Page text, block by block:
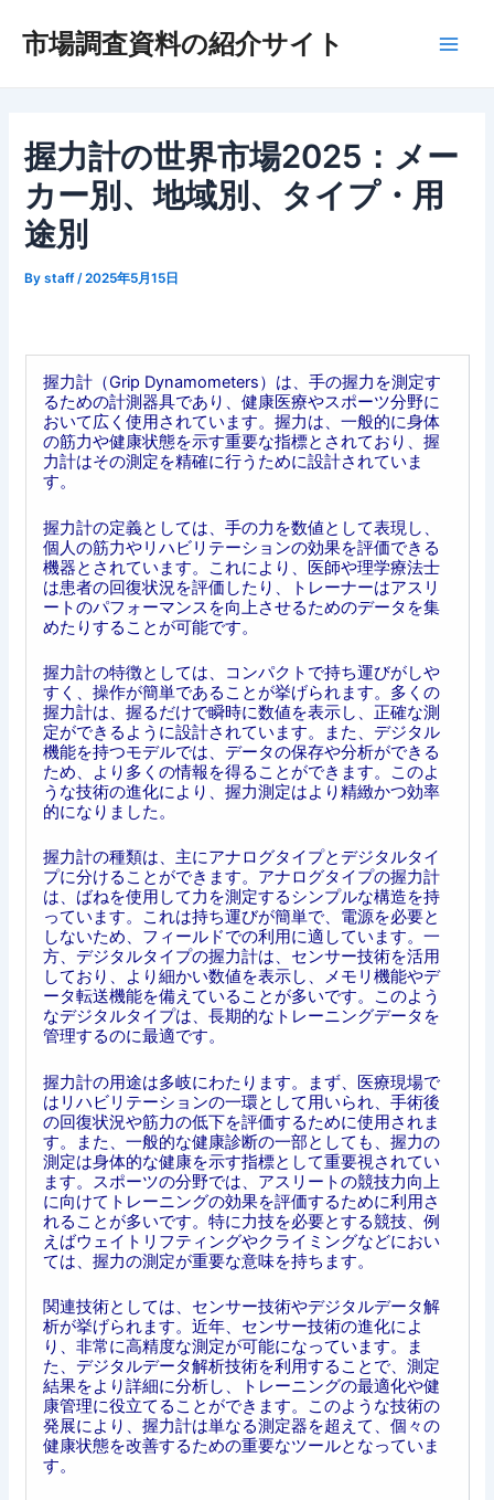
市場調査資料の紹介サイト
握力計の世界市場2025：メー
カー別、地域別、タイプ・用
途別
Bystaff /2025年5月15日
握力計（Grip Dynamometers）は、手の握力を測定す
るための計測器具であり、健康医療やスポーツ分野に
おいて広く使用されています。握力は、一般的に身体
の筋力や健康状態を示す重要な指標とされており、握
力計はその測定を精確に行うために設計されていま
す。
握力計の定義としては、手の力を数値として表現し、
個人の筋力やリハビリテーションの効果を評価できる
機器とされています。これにより、医師や理学療法士
は患者の回復状況を評価したり、トレーナーはアスリ
ートのパフォーマンスを向上させるためのデータを集
めたりすることが可能です。
握力計の特徴としては、コンパクトで持ち運びがしや
すく、操作が簡単であることが挙げられます。多くの
握力計は、握るだけで瞬時に数値を表示し、正確な測
定ができるように設計されています。また、デジタル
機能を持つモデルでは、データの保存や分析ができる
ため、より多くの情報を得ることができます。このよ
うな技術の進化により、握力測定はより精緻かつ効率
的になりました。
握力計の種類は、主にアナログタイプとデジタルタイ
プに分けることができます。アナログタイプの握力計
は、ばねを使用して力を測定するシンプルな構造を持
っています。これは持ち運びが簡単で、電源を必要と
しないため、フィールドでの利用に適しています。一
方、デジタルタイプの握力計は、センサー技術を活用
しており、より細かい数値を表示し、メモリ機能やデ
ータ転送機能を備えていることが多いです。このよう
なデジタルタイプは、長期的なトレーニングデータを
管理するのに最適です。
握力計の用途は多岐にわたります。まず、医療現場で
はリハビリテーションの一環として用いられ、手術後
の回復状況や筋力の低下を評価するために使用されま
す。また、一般的な健康診断の一部としても、握力の
測定は身体的な健康を示す指標として重要視されてい
ます。スポーツの分野では、アスリートの競技力向上
に向けてトレーニングの効果を評価するために利用さ
れることが多いです。特に力技を必要とする競技、例
えばウェイトリフティングやクライミングなどにおい
ては、握力の測定が重要な意味を持ちます。
関連技術としては、センサー技術やデジタルデータ解
析が挙げられます。近年、センサー技術の進化によ
り、非常に高精度な測定が可能になっています。ま
た、デジタルデータ解析技術を利用することで、測定
結果をより詳細に分析し、トレーニングの最適化や健
康管理に役立てることができます。このような技術の
発展により、握力計は単なる測定器を超えて、個々の
健康状態を改善するための重要なツールとなっていま
す。